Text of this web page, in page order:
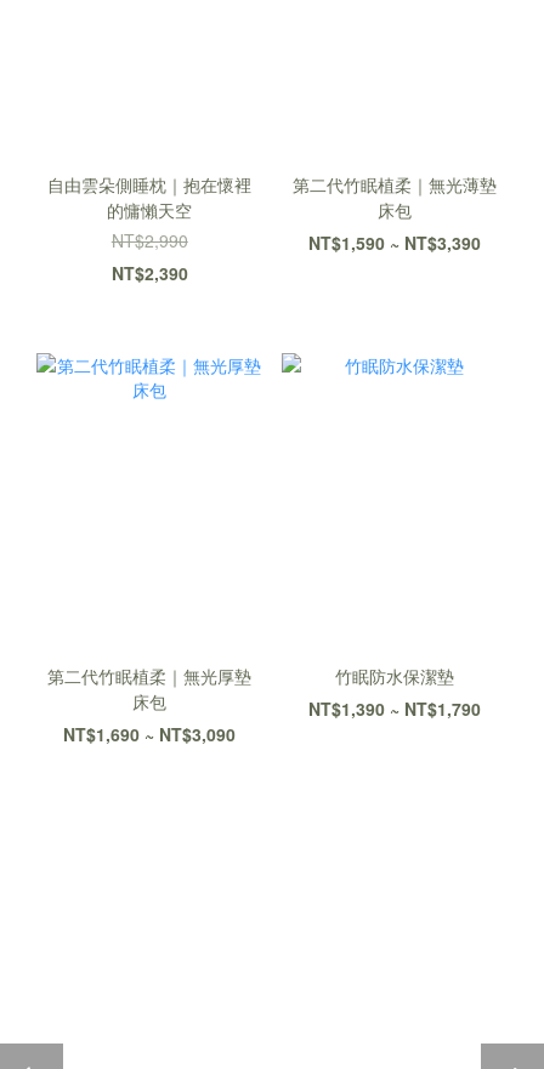
自由雲朵側睡枕｜抱在懷裡
的慵懶天空
NT$2,990
NT$2,390
第二代竹眠植柔｜無光薄墊
床包
NT$1,590 ~ NT$3,390
第二代竹眠植柔｜無光厚墊
床包
NT$1,690 ~ NT$3,090
竹眠防水保潔墊
NT$1,390 ~ NT$1,790